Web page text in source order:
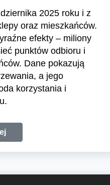
2025 roku i z
oraz mieszkańców.
efekty – miliony
punktów odbioru i
Dane pokazują
a jego
korzystania i